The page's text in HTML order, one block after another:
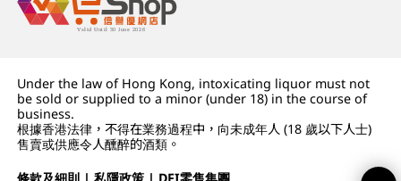
Under the law of Hong Kong, intoxicating liquor must not
be sold or supplied to a minor (under 18) in the course of
business.
根據香港法律，不得在業務過程中，向未成年人 (18 歲以下人士)
售賣或供應令人醺醉的酒類。
條款及細則 |私隱政策 | DFI零售集團